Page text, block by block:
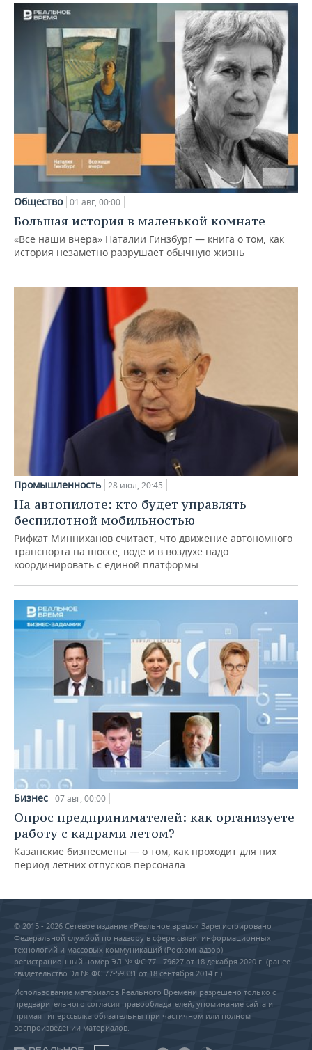
Общество 01 авг, 00:00
Большая история в маленькой комнате
«Все наши вчера» Наталии Гинзбург — книга о том, как
история незаметно разрушает обычную жизнь
Промышленность 28 июл, 20:45
На автопилоте: кто будет управлять
беспилотной мобильностью
Рифкат Минниханов считает, что движение автономного
транспорта на шоссе, воде и в воздухе надо
координировать с единой платформы
Бизнес 07 авг, 00:00
Опрос предпринимателей: как организуете
работу с кадрами летом?
Казанские бизнесмены — о том, как проходит для них
период летних отпусков персонала
© 2015 - 2026 Сетевое издание «Реальное время» Зарегистрировано
Федеральной службой по надзору в сфере связи, информационных
технологий и массовых коммуникаций (Роскомнадзор) –
регистрационный номер ЭЛ № ФС 77 - 79627 от 18 декабря 2020 г. (ранее
свидетельство Эл № ФС 77-59331 от 18 сентября 2014 г.)
Использование материалов Реального Времени разрешено только с
предварительного согласия правообладателей, упоминание сайта и
прямая гиперссылка обязательны при частичном или полном
воспроизведении материалов.